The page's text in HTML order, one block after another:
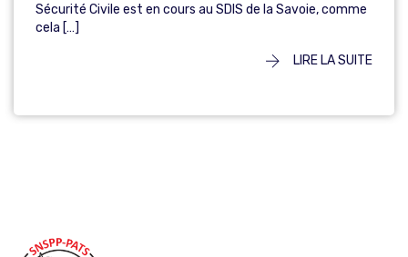
Sécurité Civile est en cours au SDIS de la Savoie, comme
cela […]
LIRE LA SUITE